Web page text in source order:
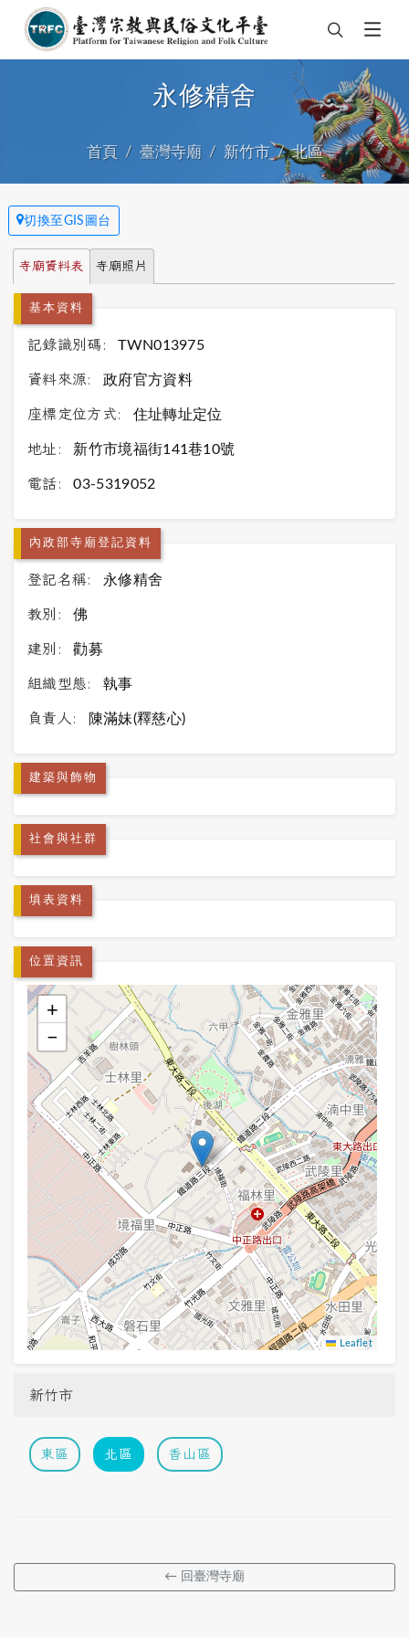
永修精舍
首頁 臺灣寺廟 新竹市 北區
切換至GIS圖台
寺廟資料表 寺廟照片
基本資料
記錄識別碼: TWN013975
資料來源: 政府官方資料
座標定位方式: 住址轉址定位
地址: 新竹市境福街141巷10號
電話: 03-5319052
內政部寺廟登記資料
登記名稱: 永修精舍
教別: 佛
建別: 勸募
組織型態: 執事
負責人: 陳滿妹(釋慈心)
建築與飾物
社會與社群
填表資料
位置資訊
+
−
Leaflet
新竹市
東區 北區 香山區
← 回臺灣寺廟